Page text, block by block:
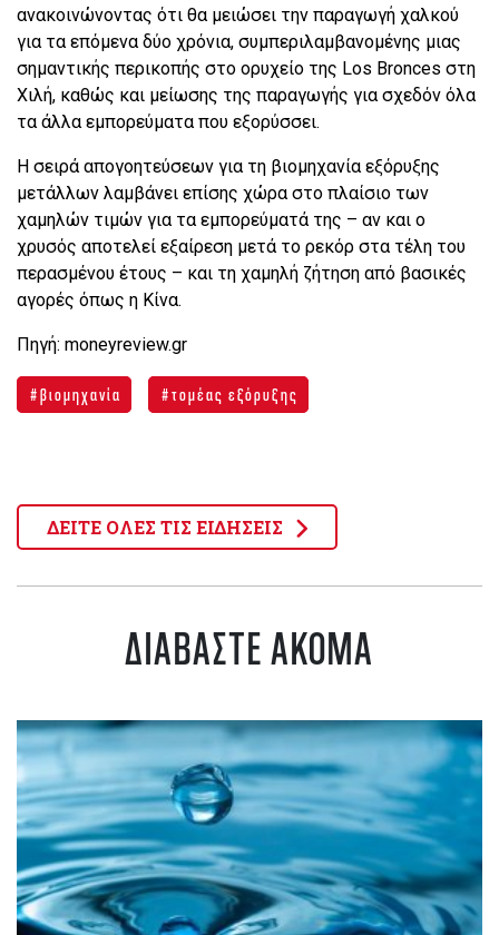
ανακοινώνοντας ότι θα μειώσει την παραγωγή χαλκού
για τα επόμενα δύο χρόνια, συμπεριλαμβανομένης μιας
σημαντικής περικοπής στο ορυχείο της Los Bronces στη
Χιλή, καθώς και μείωσης της παραγωγής για σχεδόν όλα
τα άλλα εμπορεύματα που εξορύσσει.
Η σειρά απογοητεύσεων για τη βιομηχανία εξόρυξης
μετάλλων λαμβάνει επίσης χώρα στο πλαίσιο των
χαμηλών τιμών για τα εμπορεύματά της – αν και ο
χρυσός αποτελεί εξαίρεση μετά το ρεκόρ στα τέλη του
περασμένου έτους – και τη χαμηλή ζήτηση από βασικές
αγορές όπως η Κίνα.
Πηγή: moneyreview.gr
βιομηχανία τομέας εξόρυξης
ΔΕΙΤΕ ΟΛΕΣ ΤΙΣ ΕΙΔΗΣΕΙΣ
ΔΙΑΒΑΣΤΕ ΑΚΟΜΑ